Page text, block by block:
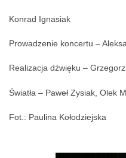
Konrad Ignasiak
Prowadzenie koncertu –
Realizacja dźwięku –
Światła – Paweł Zysiak, Olek
Fot.: Paulina Kołodziejska